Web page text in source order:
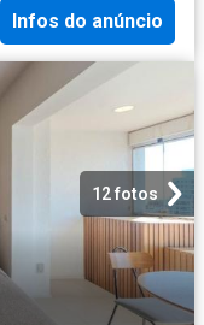
Infos do anúncio
12 fotos